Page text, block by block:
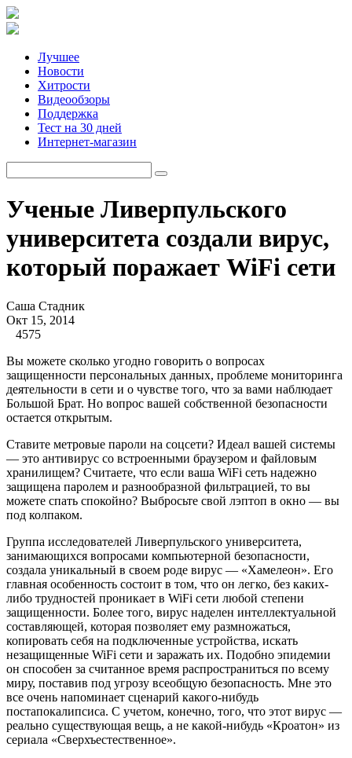
Лучшее
Новости
Хитрости
Видеообзоры
Поддержка
Тест на 30 дней
Интернет-магазин
Ученые Ливерпульского
университета создали вирус,
который поражает WiFi сети
Саша Стадник
Окт 15, 2014
4575
Вы можете сколько угодно говорить о вопросах
защищенности персональных данных, проблеме мониторинга
деятельности в сети и о чувстве того, что за вами наблюдает
Большой Брат. Но вопрос вашей собственной безопасности
остается открытым.
Ставите метровые пароли на соцсети? Идеал вашей системы
— это антивирус со встроенными браузером и файловым
хранилищем? Считаете, что если ваша WiFi сеть надежно
защищена паролем и разнообразной фильтрацией, то вы
можете спать спокойно? Выбросьте свой лэптоп в окно — вы
под колпаком.
Группа исследователей Ливерпульского университета,
занимающихся вопросами компьютерной безопасности,
создала уникальный в своем роде вирус — «Хамелеон». Его
главная особенность состоит в том, что он легко, без каких-
либо трудностей проникает в WiFi сети любой степени
защищенности. Более того, вирус наделен интеллектуальной
составляющей, которая позволяет ему размножаться,
копировать себя на подключенные устройства, искать
незащищенные WiFi сети и заражать их. Подобно эпидемии
он способен за считанное время распространиться по всему
миру, поставив под угрозу всеобщую безопасность. Мне это
все очень напоминает сценарий какого-нибудь
постапокалипсиса. С учетом, конечно, того, что этот вирус —
реально существующая вещь, а не какой-нибудь «Кроатон» из
сериала «Сверхъестественное».